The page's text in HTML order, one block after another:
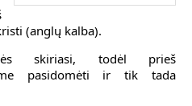
(anglų kalba).
skiriasi, todėl prieš
pasidomėti ir tik tada